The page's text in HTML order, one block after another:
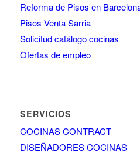
Reforma de Pisos en
Pisos Venta Sarria
Solicitud catálogo cocinas
Ofertas de empleo
SERVICIOS
COCINAS CONTRACT
DISEÑADORES COCINAS